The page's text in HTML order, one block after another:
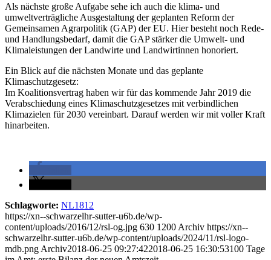
Als nächste große Aufgabe sehe ich auch die klima- und
umweltverträgliche Ausgestaltung der geplanten Reform der
Gemeinsamen Agrarpolitik (GAP) der EU. Hier besteht noch Rede-
und Handlungsbedarf, damit die GAP stärker die Umwelt- und
Klimaleistungen der Landwirte und Landwirtinnen honoriert.
Ein Blick auf die nächsten Monate und das geplante
Klimaschutzgesetz:
Im Koalitionsvertrag haben wir für das kommende Jahr 2019 die
Verabschiedung eines Klimaschutzgesetzes mit verbindlichen
Klimazielen für 2030 vereinbart. Darauf werden wir mit voller Kraft
hinarbeiten.
Schlagworte: NL1812
https://xn--schwarzelhr-sutter-u6b.de/wp-
content/uploads/2016/12/rsl-og.jpg 630 1200 Archiv https://xn--
schwarzelhr-sutter-u6b.de/wp-content/uploads/2024/11/rsl-logo-
mdb.png Archiv2018-06-25 09:27:422018-06-25 16:30:53100 Tage